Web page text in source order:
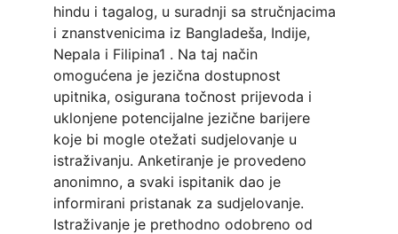
hindu i tagalog, u suradnji sa stručnjacima
i znanstvenicima iz Bangladeša, Indije,
Nepala i Filipina1 . Na taj način
omogućena je jezična dostupnost
upitnika, osigurana točnost prijevoda i
uklonjene potencijalne jezične barijere
koje bi mogle otežati sudjelovanje u
istraživanju. Anketiranje je provedeno
anonimno, a svaki ispitanik dao je
informirani pristanak za sudjelovanje.
Istraživanje je prethodno odobreno od